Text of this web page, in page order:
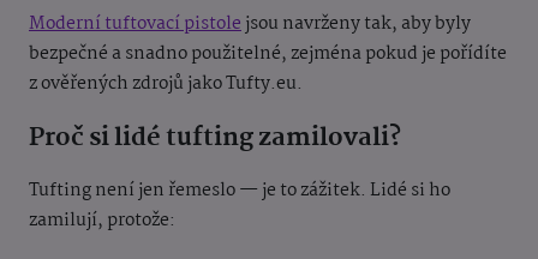
Moderní tuftovací pistolejsou navrženy tak, aby byly
bezpečné a snadno použitelné, zejména pokud je pořídíte
z ověřených zdrojů jako Tufty.eu.
Proč si lidé tufting zamilovali?
Tufting není jen řemeslo — je to zážitek. Lidé si ho
zamilují, protože: